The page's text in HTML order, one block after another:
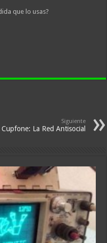
que lo usas?
Siguiente
Cupfone: La Red Antisocial